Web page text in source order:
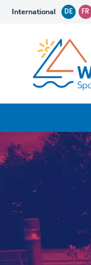
International DE FR